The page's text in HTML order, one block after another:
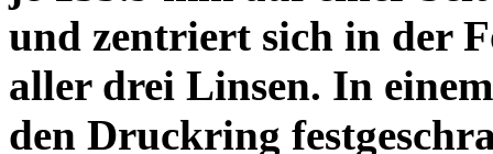
und zentriert sich in der
aller drei Linsen. In
den Druckring